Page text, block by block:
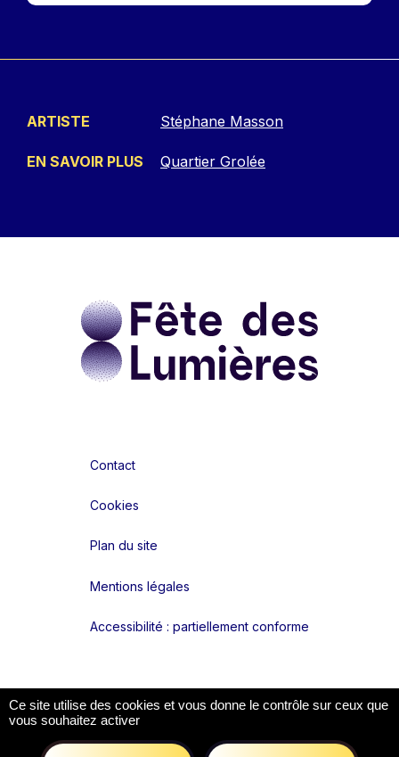
ARTISTE Stéphane Masson
EN SAVOIR PLUS Quartier Grolée
Liens réseaux
Contact
Cookies
Plan du site
Mentions légales
Accessibilité : partiellement conforme
Ce site utilise des cookies et vous donne le contrôle sur ceux que
vous souhaitez activer